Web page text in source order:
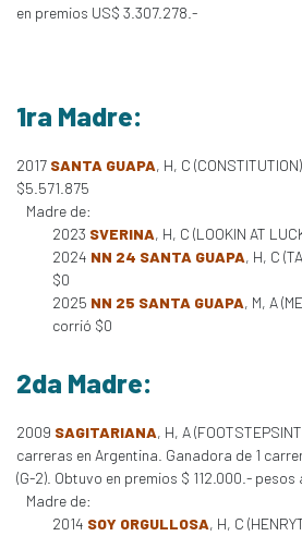
en premios US$ 3.307.278.-
1ra Madre:
2017 SANTA GUAPA, H, C
$5.571.875
Madre de:
2023 SVERINA, H, C (LOOKIN AT
2024 NN 24 SANTA GUAPA, H, C
$0
2025 NN 25 SANTA GUAPA, M, A
corrió $0
2da Madre:
2009 SAGITARIANA, H, A
carreras en Argentina. Ganadora de 1
(G-2). Obtuvo en premios $ 112.000.-
Madre de:
2014 SOY ORGULLOSA, H, C